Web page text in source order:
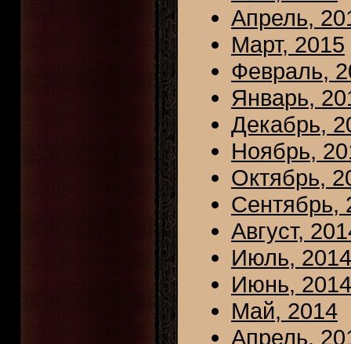
Апрель,
Март, 2015
Февраль,
Январь,
Декабрь,
Ноябрь,
Октябрь,
Сентябрь,
Август,
Июль, 2014
Июнь, 2014
Май, 2014
Апрель,